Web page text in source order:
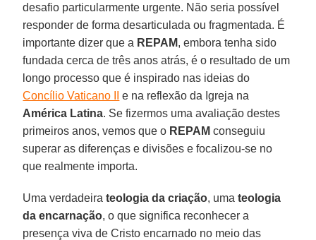
desafio particularmente urgente. Não seria possível
responder de forma desarticulada ou fragmentada. É
importante dizer que a REPAM, embora tenha sido
fundada cerca de três anos atrás, é o resultado de um
longo processo que é inspirado nas ideias do
Concílio Vaticano II
e na reflexão da Igreja na
América Latina. Se fizermos uma avaliação destes
primeiros anos, vemos que o REPAM conseguiu
superar as diferenças e divisões e focalizou-se no
que realmente importa.
Uma verdadeirateologia da criação, uma teologia
da encarnação, o que significa reconhecer a
presença viva de Cristo encarnado no meio das